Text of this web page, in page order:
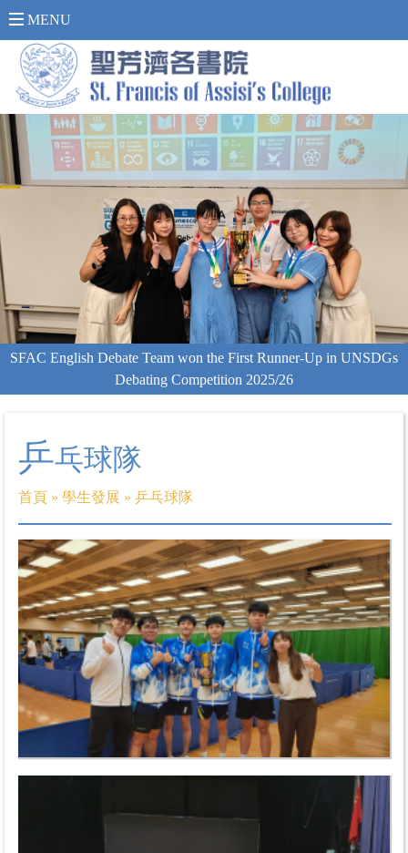
MENU
SFAC English Debate Team won the First Runner-Up in UNSDGs
Debating Competition 2025/26
乒乓球隊
首頁 » 學生發展 » 乒乓球隊